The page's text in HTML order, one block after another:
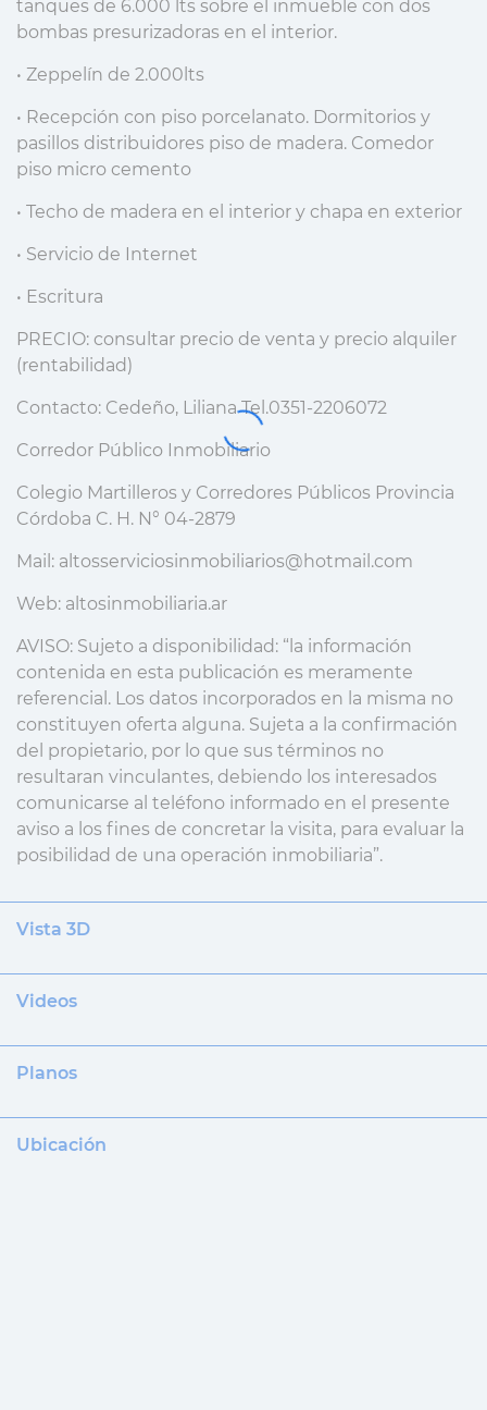
tanques de 6.000 lts sobre el inmueble con dos
bombas presurizadoras en el interior.
• Zeppelín de 2.000lts
• Recepción con piso porcelanato. Dormitorios y
pasillos distribuidores piso de madera. Comedor
piso micro cemento
• Techo de madera en el interior y chapa en exterior
• Servicio de Internet
• Escritura
PRECIO: consultar precio de venta y precio alquiler
(rentabilidad)
Contacto: Cedeño, Liliana Tel.0351-2206072
Corredor Público Inmobiliario
Colegio Martilleros y Corredores Públicos Provincia
Córdoba C. H. N° 04-2879
Mail: altosserviciosinmobiliarios@hotmail.com
Web: altosinmobiliaria.ar
AVISO: Sujeto a disponibilidad: “la información
contenida en esta publicación es meramente
referencial. Los datos incorporados en la misma no
constituyen oferta alguna. Sujeta a la confirmación
del propietario, por lo que sus términos no
resultaran vinculantes, debiendo los interesados
comunicarse al teléfono informado en el presente
aviso a los fines de concretar la visita, para evaluar la
posibilidad de una operación inmobiliaria”.
Vista 3D
Videos
Planos
Ubicación